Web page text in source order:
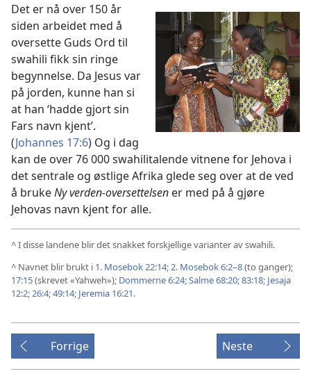
Det er nå over 150 år
siden arbeidet med å
oversette Guds Ord til
swahili fikk sin ringe
begynnelse. Da Jesus var
på jorden, kunne han si
at han ‘hadde gjort sin
Fars navn kjent’.
(Johannes 17:6) Og i dag
kan de over 76 000 swahilitalende vitnene for Jehova i
det sentrale og østlige Afrika glede seg over at de ved
å brukeNy verden-oversettelsen er med på å gjøre
Jehovas navn kjent for alle.
^I disse landene blir det snakket forskjellige varianter av swahili.
^ Navnet blir brukt i 1. Mosebok 22:14;2. Mosebok 6:2–8(to ganger);
17:15(skrevet «Yahweh»); Dommerne 6:24;Salme 68:20;83:18; Jesaja
12:2;26:4;49:14; Jeremia 16:21.
Forrige Neste